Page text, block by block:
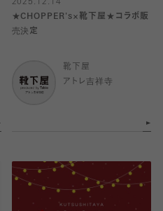
2025.12.14
★CHOPPER's×靴下屋★コラボ販
売決定
靴下屋
アトレ吉祥寺